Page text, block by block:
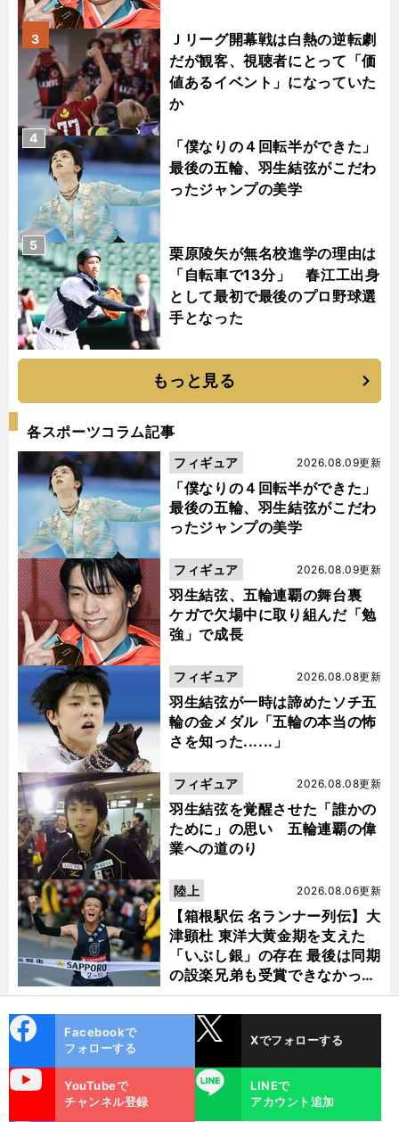
Ｊリーグ開幕戦は白熱の逆転劇
だが観客、視聴者にとって「価
値あるイベント」になっていた
か
3
「僕なりの４回転半ができた」
最後の五輪、羽生結弦がこだわ
ったジャンプの美学
4
栗原陵矢が無名校進学の理由は
「自転車で13分」 春江工出身
として最初で最後のプロ野球選
手となった
5
もっと見る
各スポーツコラム記事
「僕なりの４回転半ができた」
最後の五輪、羽生結弦がこだわ
ったジャンプの美学
2026.08.09更新
フィギュア
羽生結弦、五輪連覇の舞台裏
ケガで欠場中に取り組んだ「勉
強」で成長
2026.08.09更新
フィギュア
羽生結弦が一時は諦めたソチ五
輪の金メダル「五輪の本当の怖
さを知った......」
2026.08.08更新
フィギュア
羽生結弦を覚醒させた「誰かの
ために」の思い 五輪連覇の偉
業への道のり
2026.08.08更新
フィギュア
【箱根駅伝 名ランナー列伝】大
津顕杜 東洋大黄金期を支えた
「いぶし銀」の存在 最後は同期
の設楽兄弟も受賞できなかった
金栗杯に輝く
2026.08.06更新
陸上
ok
Facebookで
フォローする
Xでフォローする
YouTubeで
チャンネル登録
LINE
LINEで
アカウント追加